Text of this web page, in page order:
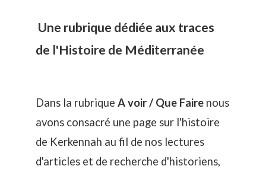
Une rubrique dédiée aux traces
de l'Histoire de Méditerranée
Dans la rubrique A voir / Que Faire nous
avons consacré une page sur l'histoire
de Kerkennah au fil de nos lectures
d'articles et de recherche d'historiens,